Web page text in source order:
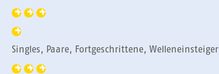
Singles, Paare, Fortgeschrittene, Welleneinsteiger